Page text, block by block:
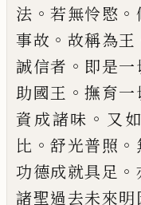
法 。若無怜愍 。
事故 。 故稱為王
誠信者 。 即是一
助國王 。撫育一
資成諸味 。 又
比 。舒光普照 。
功德成就具足 。
諸聖過去未來明